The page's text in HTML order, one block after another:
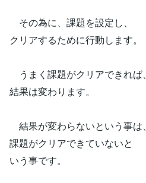
その為に、課題を設定し、
クリアするために行動します。
うまく課題がクリアできれば、
結果は変わります。
結果が変わらないという事は、
課題がクリアできていないと
いう事です。